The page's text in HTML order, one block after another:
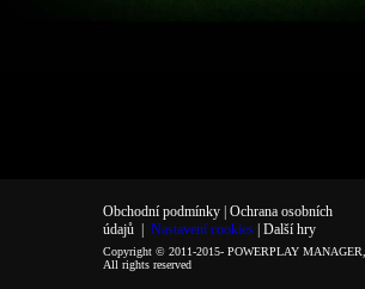
Obchodní podmínky | Ochrana osobních
údajů| Nastavení cookies | Další hry
Copyright © 2011-2015- POWERPLAY MANAGER,
All rights reserved